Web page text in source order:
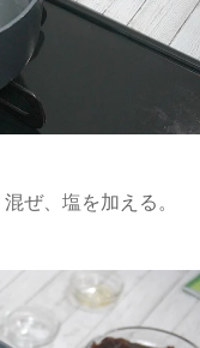
ぜ、塩を加える。